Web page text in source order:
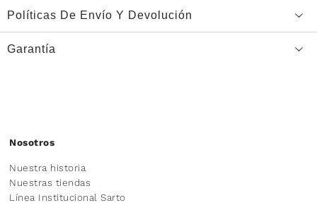
Políticas De Envío Y Devolución
Garantía
Nosotros
Nuestra historia
Nuestras tiendas
Línea Institucional Sarto